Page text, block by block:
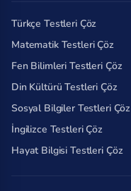
Türkçe Testleri Çöz
Matematik Testleri Çöz
Fen Bilimleri Testleri Çöz
Din Kültürü Testleri Çöz
Sosyal Bilgiler Testleri Çöz
İngilizce Testleri Çöz
Hayat Bilgisi Testleri Çöz